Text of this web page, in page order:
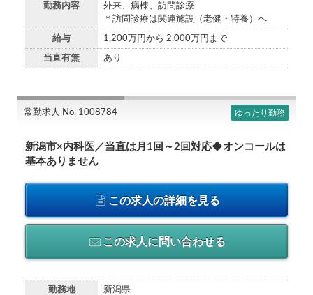
勤務内容
外来、病棟、訪問診療
＊訪問診療は関連施設（老健・特養）へ
給与 1,200万円から 2,000万円まで
当直有無 あり
常勤求人 No. 1008784 ゆったり勤務
新潟市×内科医／当直は月1回～2回対応◆オンコールは
基本ありません
この求人の詳細を見る
この求人に問い合わせる
勤務地 新潟県